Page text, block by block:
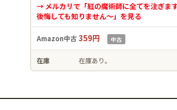
→ メルカリで「紅の魔術師に全てを注ぎま
後悔しても知りません〜」を見る
Amazon中古 359円 中古
在庫 在庫あり。